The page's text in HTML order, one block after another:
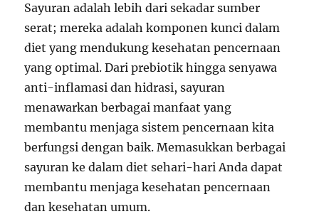
Sayuran adalah lebih dari sekadar sumber
serat; mereka adalah komponen kunci dalam
diet yang mendukung kesehatan pencernaan
yang optimal. Dari prebiotik hingga senyawa
anti-inflamasi dan hidrasi, sayuran
menawarkan berbagai manfaat yang
membantu menjaga sistem pencernaan kita
berfungsi dengan baik. Memasukkan berbagai
sayuran ke dalam diet sehari-hari Anda dapat
membantu menjaga kesehatan pencernaan
dan kesehatan umum.